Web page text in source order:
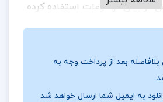
بیان موضوعات استفاده کرده
می‌شود که مخاطبان با هر سطح
اصلی کتاب را درک کرده و از
شوند. برای خرید و دانلود کتاب
پروژه
بلافاصله بعد از پرداخت وجه به
به ایمیل شما ارسال خواهد شد